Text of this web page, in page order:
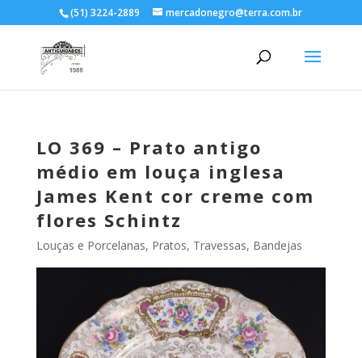
(51) 3224-2889 mercadonegro@terra.com.br
LO 369 – Prato antigo
médio em louça inglesa
James Kent cor creme com
flores Schintz
Louças e Porcelanas, Pratos, Travessas, Bandejas